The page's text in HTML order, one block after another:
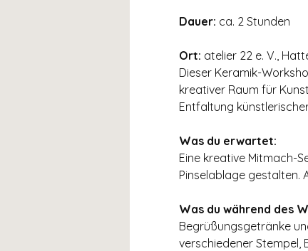
Dauer: ca. 2 Stunden
Ort: atelier 22 e. V.,
Dieser Keramik-
kreativer Raum für
Entfaltung
Was du erwartet:
Eine kreative Mitmach-
Pinselablage gestalten.
Was du während des
Begrüßungsgetränke
verschiedener Stempel,